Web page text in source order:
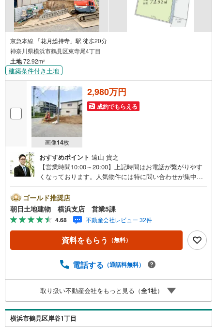
京急本線 「花月総持寺」駅 徒歩20分
神奈川県横浜市鶴見区東寺尾4丁目
土地72.92m2
建築条件付き土地
画像14枚
2,980万円
成約でもらえる
おすすめポイント 遠山 貴之
【営業時間10:00～20:00】上記時間はお電話が繋がりやす
くなっております。人気物件には特に問い合わせが集中す
る」ボタンよりご予約いただくとご見学がスムーズです。
【コロナウイルス予防対策実施中】・ご入店時の検温とア
ルコール除菌を設置しております。・接客ブースでは、お
席の間隔を通常より広くお取りします。・全営業車に乗降
車時の消毒、除菌シート等を常備しております。・物件見
学用に使い捨てスリッパ・使い捨て手袋をご用意します。
隙間時間でご来店いただけます。・DVDやおもちゃのある
なく！授乳室やおむつ交換室も備えております。【とこと
ん納得】創業38周年の実績。東京・神奈川・埼玉エリアに1
3店舗展開中です。契約件数5万件を突破した、経験と実績
でお客様により良いご提案をするとともに、私たちはお客
様に安心と安全を提供する自信があります。
ゴールド推奨店
朝日土地建物 横浜支店 営業5課
4.68 不動産会社レビュー 32件
資料をもらう （無料）
電話する （通話料無料）
取り扱い不動産会社をもっと見る（全1社）
横浜市鶴見区岸谷1丁目